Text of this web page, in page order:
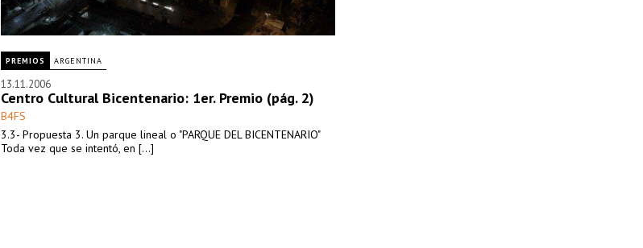
PREMIOS ARGENTINA
13.11.2006
Centro Cultural Bicentenario: 1er. Premio (pág. 2)
B4FS
3.3- Propuesta 3. Un parque lineal o "PARQUE DEL BICENTENARIO"
Toda vez que se intentó, en [...]